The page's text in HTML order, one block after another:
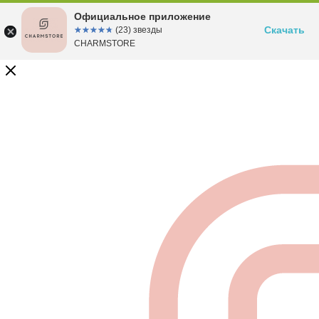
Официальное приложение
☆☆☆☆☆
★★★★★ (23) звезды
CHARMSTORE
Скачать